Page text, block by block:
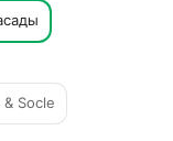
Socle